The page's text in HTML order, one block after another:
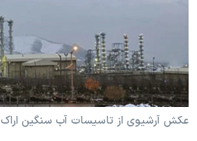
حقوق شهروندی
اقتصادی
علم و فناوری
اسرائیل در جنگ
انتخابات ریاست جمهوری آمریکا ۲۰۲۴
حمله جمهوری اسلامی به اسرائیل
رمز مهسا
ورزش زنان در ایران
زبانهای مختلف
عکش آرشیوی از تاسیسات آب سنگین اراک